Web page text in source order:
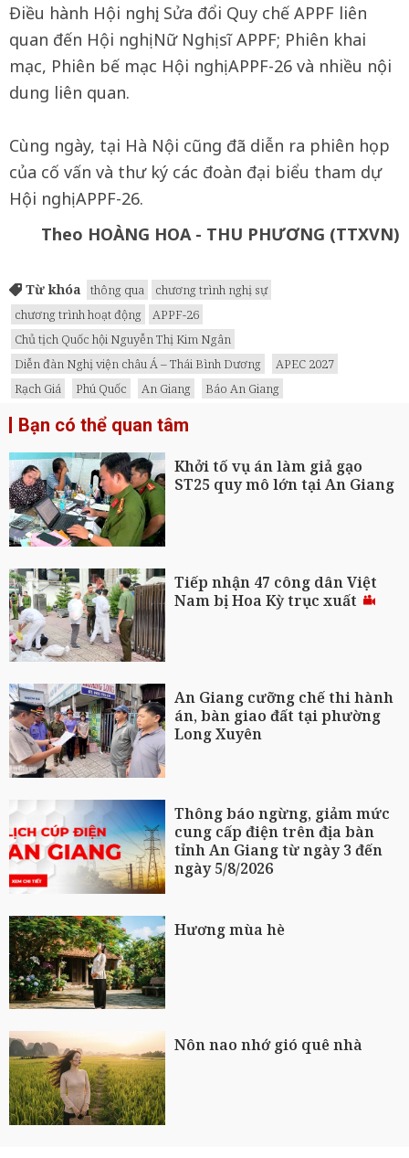
Điều hành Hội nghị; Sửa đổi Quy chế APPF liên
quan đến Hội nghị Nữ Nghị sĩ APPF; Phiên khai
mạc, Phiên bế mạc Hội nghị APPF-26 và nhiều nội
dung liên quan.
Cùng ngày, tại Hà Nội cũng đã diễn ra phiên họp
của cố vấn và thư ký các đoàn đại biểu tham dự
Hội nghị APPF-26.
Theo HOÀNG HOA - THU PHƯƠNG (TTXVN)
Từ khóa thông qua
chương trình nghị sự
chương trình hoạt động
APPF-26
Chủ tịch Quốc hội Nguyễn Thị Kim Ngân
Diễn đàn Nghị viện châu Á – Thái Bình Dương
APEC 2027
Rạch Giá
Phú Quốc An Giang Báo An Giang
Bạn có thể quan tâm
Khởi tố vụ án làm giả gạo
ST25 quy mô lớn tại An Giang
Tiếp nhận 47 công dân Việt
Nam bị Hoa Kỳ trục xuất
An Giang cưỡng chế thi hành
án, bàn giao đất tại phường
Long Xuyên
Thông báo ngừng, giảm mức
cung cấp điện trên địa bàn
tỉnh An Giang từ ngày 3 đến
ngày 5/8/2026
Hương mùa hè
Nôn nao nhớ gió quê nhà